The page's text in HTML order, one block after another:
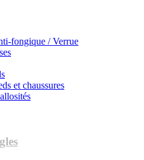
fongique / Verrue
et chaussures